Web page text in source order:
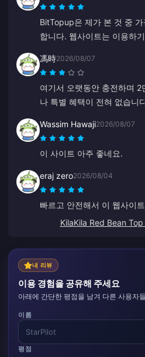
BitTopup은 제가 본 것 중
합니다. 웹사이트는 이용하
이용할게요!
馮時2026/08/07
여기서 오랫동안 충전하며
나 특별 혜택이 전혀 없습니
서 아쉽습니다.
Wassim Hawaji2026/08/07
이 사이트 아주 좋네요.
eraj zero2026/08/04
빠르고 안전해서 이 웹사이
KilaKila Red Bean
내 리뷰
이용 경험을 공유해 주세요
아래에 간단한 평점을 남겨 다른 사용자
이름
평점